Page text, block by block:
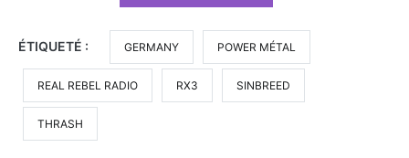
ÉTIQUETÉ : GERMANY POWER MÉTAL
REAL REBEL RADIO RX3 SINBREED
THRASH